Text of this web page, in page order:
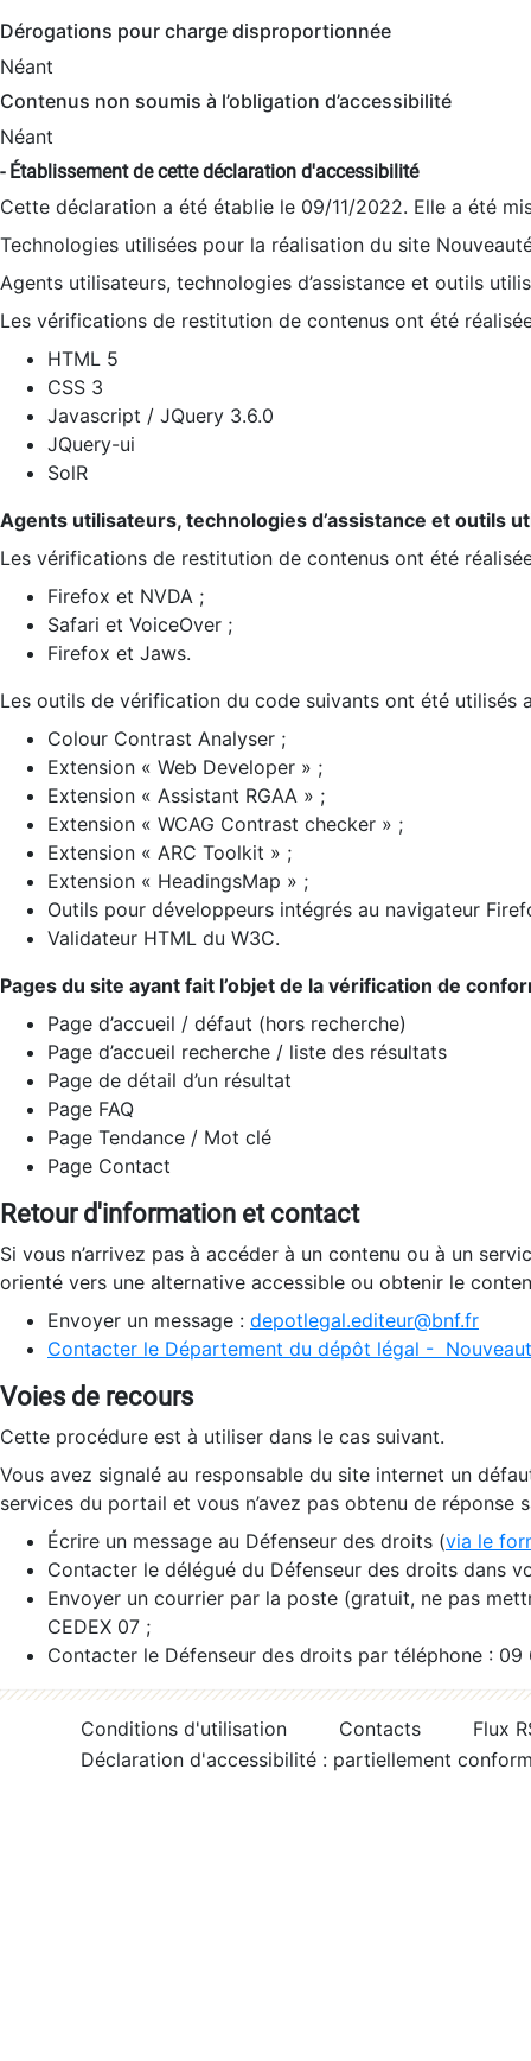
Dérogations pour charge disproportionnée
Néant
Contenus non soumis à l’obligation d’accessibilité
Néant
- Établissement de cette déclaration d'accessibilité
Cette déclaration a été établie le 09/11/2022. Elle a été
Technologies utilisées pour la réalisation du site
Agents utilisateurs, technologies d’assistance et outils
Les vérifications de restitution de contenus ont été
HTML 5
CSS 3
Javascript / JQuery 3.6.0
JQuery-ui
SolR
Agents utilisateurs, technologies d’assistance et outils
Les vérifications de restitution de contenus ont été
Firefox et NVDA ;
Safari et VoiceOver ;
Firefox et Jaws.
Les outils de vérification du code suivants ont été utilisés
Colour Contrast Analyser ;
Extension « Web Developer » ;
Extension « Assistant RGAA » ;
Extension « WCAG Contrast checker » ;
Extension « ARC Toolkit » ;
Extension « HeadingsMap » ;
Outils pour développeurs intégrés au navigateur
Validateur HTML du W3C.
Pages du site ayant fait l’objet de la vérification de
Page d’accueil / défaut (hors recherche)
Page d’accueil recherche / liste des résultats
Page de détail d’un résultat
Page FAQ
Page Tendance / Mot clé
Page Contact
Retour d'information et contact
Si vous n’arrivez pas à accéder à un contenu ou à un
orienté vers une alternative accessible ou obtenir le
Envoyer un message : depotlegal.editeur@bnf.fr
Contacter le Département du dépôt légal -
Voies de recours
Cette procédure est à utiliser dans le cas suivant.
Vous avez signalé au responsable du site internet un
services du portail et vous n’avez pas obtenu de réponse
Écrire un message au Défenseur des droits (via le
Contacter le délégué du Défenseur des droits dans
Envoyer un courrier par la poste (gratuit, ne pas
CEDEX 07 ;
Contacter le Défenseur des droits par téléphone :
Conditions d'utilisation Contacts
Flux
Déclaration d'accessibilité : partiellement